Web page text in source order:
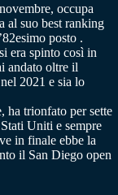
occupa
al suo best ranking
posto .
era spinto così in
andato oltre il
2021 e sia lo
ha trionfato per sette
Uniti e sempre
in finale ebbe la
il San Diego open